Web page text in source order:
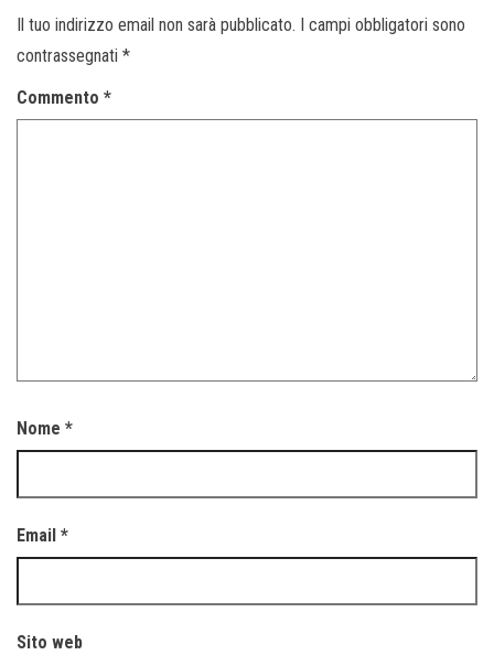
Il tuo indirizzo email non sarà pubblicato. I campi obbligatori sono
contrassegnati *
Commento *
Nome *
Email *
Sito web